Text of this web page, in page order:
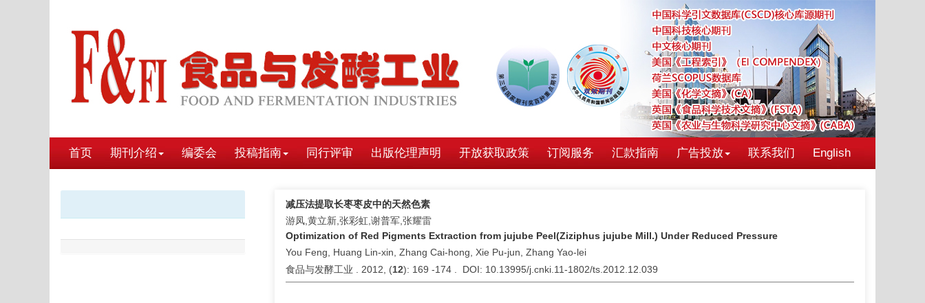
首页 期刊介绍 编委会 投稿指南 同行评审 出版伦理声明 开放获取政策 订阅服务 汇款指南 广告投放 联系我们 English
减压法提取长枣枣皮中的天然色素
游凤,黄立新,张彩虹,谢普军,张耀雷
Optimization of Red Pigments Extraction from jujube Peel(Ziziphus jujube Mill.) Under Reduced Pressure
You Feng, Huang Lin-xin, Zhang Cai-hong, Xie Pu-jun, Zhang Yao-lei
食品与发酵工业 . 2012, (12): 169 -174 . DOI: 10.13995/j.cnki.11-1802/ts.2012.12.039